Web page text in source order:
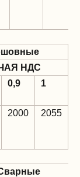
НДС
0,9 1
2000 2055